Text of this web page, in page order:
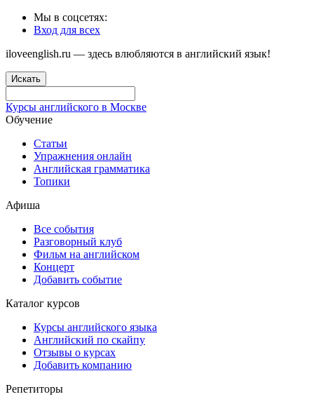
Мы в соцсетях:
Вход для всех
iloveenglish.ru — здесь влюбляются в английский язык!
Искать
Курсы английского в Москве
Обучение
Статьи
Упражнения онлайн
Английская грамматика
Топики
Афиша
Все события
Разговорный клуб
Фильм на английском
Концерт
Добавить событие
Каталог курсов
Курсы английского языка
Английский по скайпу
Отзывы о курсах
Добавить компанию
Репетиторы